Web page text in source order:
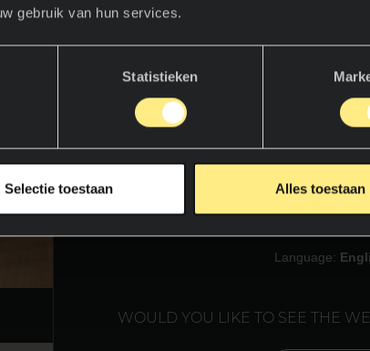
gebruik van hun services.
Statistieken
Selectie toestaan Alles toestaan
WE THINK
Language:
WOULD YOU LIKE TO SEE THE